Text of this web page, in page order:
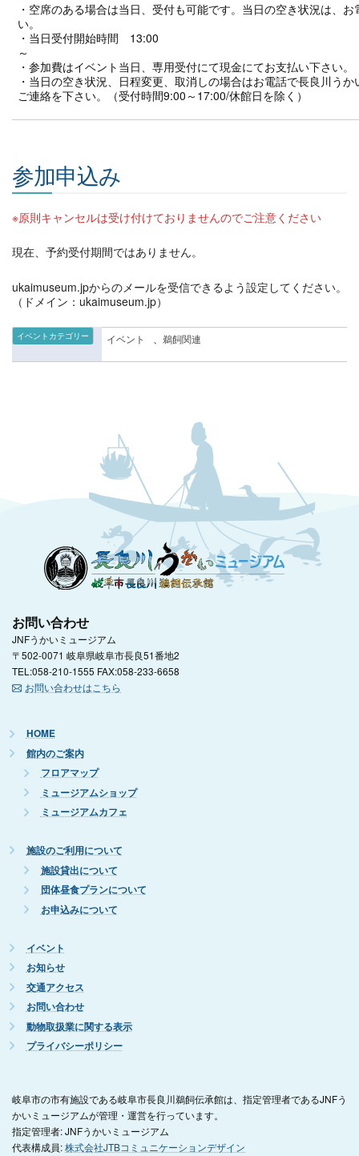
・空席のある場合は当日、受付も可能です。当日の空き状況は、
い
・当日受付開始時間 13:00
・参加費はイベント当日、専用受付にて現金にてお支払い下さい。
・当日の空き状況、日程変更、取消しの場合はお電話で長良川う
ご連絡を下さい。（受付時間9:00～17:00/休館日を除く）
参加申込み
※原則キャンセルは受け付けておりませんのでご注意ください
現在、予約受付期間ではありません。
ukaimuseum.jpからのメールを受信できるよう設定してください。
（ドメイン：ukaimuseum.jp）
イベントカテゴリー イベント 鵜飼関連
お問い合わせ
JNFうかいミュージアム
〒502-0071 岐阜県岐阜市長良51番地2
TEL:058-210-1555 FAX:058-233-6658
お問い合わせはこちら
HOME
館内のご案内
フロアマップ
ミュージアムショップ
ミュージアムカフェ
施設のご利用について
施設貸出について
団体昼食プランについて
お申込みについて
イベント
お知らせ
交通アクセス
お問い合わせ
動物取扱業に関する表示
プライバシーポリシー
岐阜市の市有施設である岐阜市長良川鵜飼伝承館は、指定管理者であるJNFう
かいミュージアムが管理・運営を行っています。
指定管理者: JNFうかいミュージアム
代表構成員:株式会社JTBコミュニケーションデザイン